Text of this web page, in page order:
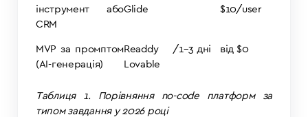
інструмент або
CRM
Glide
$10/user
MVP за промптом
(AI-генерація)
Readdy /
Lovable
1–3 дні від $0
Таблиця 1. Порівняння no-code платформ за
типом завдання у 2026 році